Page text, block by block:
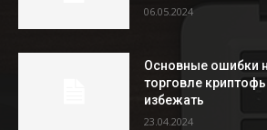
06.05.2024
Основные ошибки
торговле
избежать
23.04.2024